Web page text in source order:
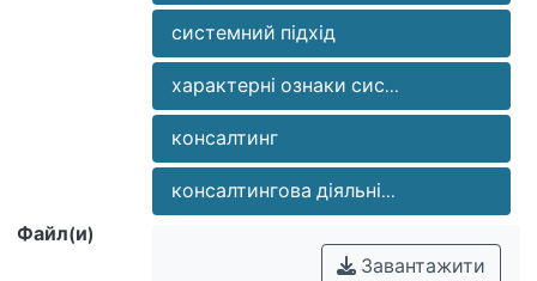
які характерні при визначенні
системних властивостей консалтингу
та консалтингової діяльності в освіті.
системний підхід
характерні ознаки сис...
консалтинг
консалтингова діяльні...
Файл(и)
Завантажити